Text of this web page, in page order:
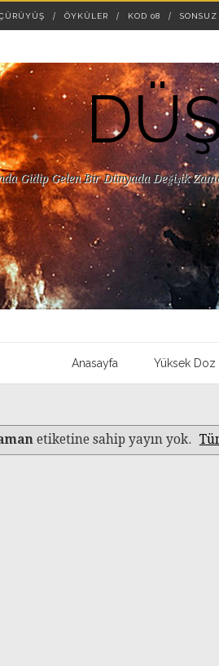
ÖYKÜLER KOD 08 SONSUZ
Gidip Gelen Bir Dünyada Değişik
Anasayfa Yüksek Doz
etiketine sahip yayın yok.